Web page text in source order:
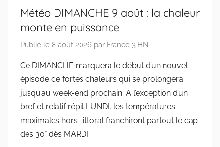
Météo DIMANCHE 9 août : la chaleur
monte en puissance
Publié le 8 août 2026 par France 3 HN
Ce DIMANCHE marquera le début d’un nouvel
épisode de fortes chaleurs qui se prolongera
jusqu’au week-end prochain. A l’exception d’un
bref et relatif répit LUNDI, les températures
maximales hors-littoral franchiront partout le cap
des 30° dès MARDI.